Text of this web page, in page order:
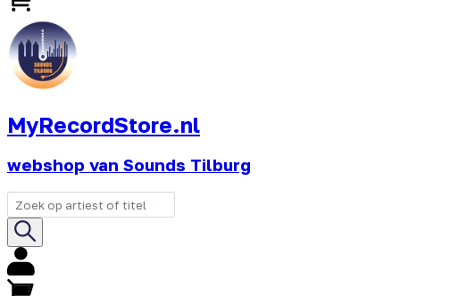
MyRecordStore.nl
webshop van Sounds Tilburg